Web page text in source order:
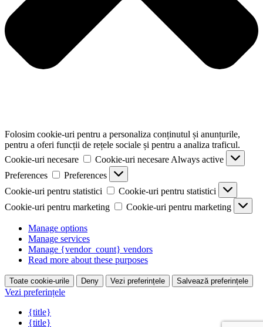
Folosim cookie-uri pentru a personaliza conținutul și anunțurile,
pentru a oferi funcții de rețele sociale și pentru a analiza traficul.
Cookie-uri necesare
Cookie-uri necesare Always active
Preferences
Preferences
Cookie-uri pentru statistici
Cookie-uri pentru statistici
Cookie-uri pentru marketing
Cookie-uri pentru marketing
Manage options
Manage services
Manage {vendor_count} vendors
Read more about these purposes
Toate cookie-urile Deny Vezi preferințele Salvează preferințele
Vezi preferințele
{title}
{title}